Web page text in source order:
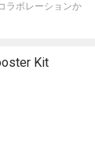
ラボレーションか
Kit